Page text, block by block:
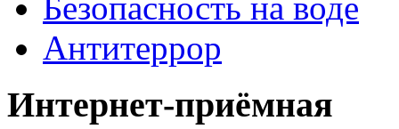
Антитеррор
Интернет-приёмная